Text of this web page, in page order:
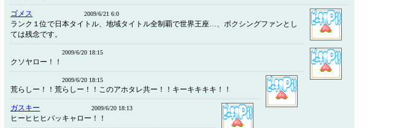
ゴメス 2009/6/21 6:0
ランク１位で日本タイトル、地域タイトル全制覇で世界王座…、ボクシングファンとし
ては残念です。
2009/6/20 18:15
クソヤロー！！
2009/6/20 18:15
荒らしー！！荒らしー！！このアホタレ共ー！！キーキキキキ！！
ガスキー 2009/6/20 18:13
ヒーヒヒヒバッキャロー！！